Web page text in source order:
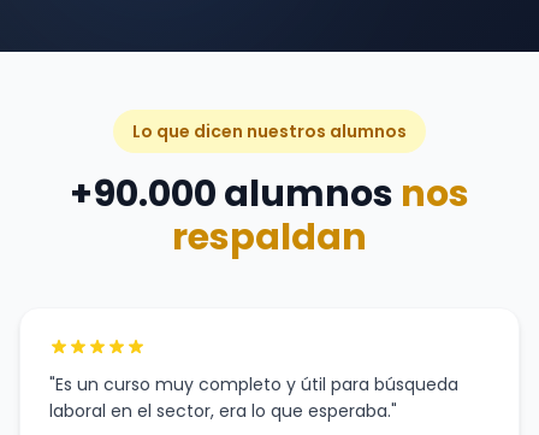
Lo que dicen nuestros alumnos
+90.000 alumnos nos
respaldan
"Es un curso muy completo y útil para búsqueda
laboral en el sector, era lo que esperaba."